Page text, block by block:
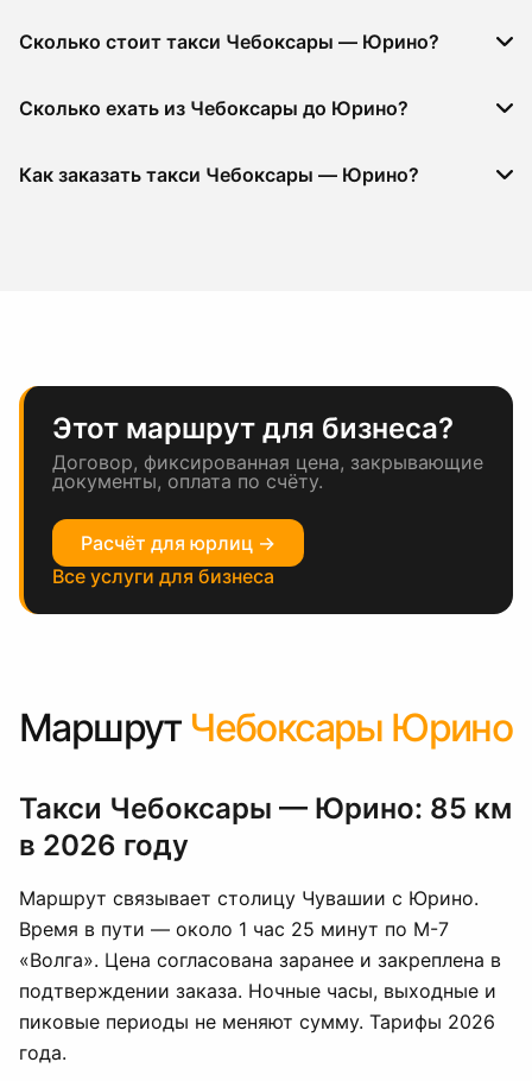
Сколько стоит такси Чебоксары — Юрино?
Сколько ехать из Чебоксары до Юрино?
Как заказать такси Чебоксары — Юрино?
Этот маршрут для бизнеса?
Договор, фиксированная цена, закрывающие
документы, оплата по счёту.
Расчёт для юрлиц →
Все услуги для бизнеса
Маршрут Чебоксары Юрино
Такси Чебоксары — Юрино: 85 км
в 2026 году
Маршрут связывает столицу Чувашии с Юрино.
Время в пути — около 1 час 25 минут по М-7
«Волга». Цена согласована заранее и закреплена в
подтверждении заказа. Ночные часы, выходные и
пиковые периоды не меняют сумму. Тарифы 2026
года.